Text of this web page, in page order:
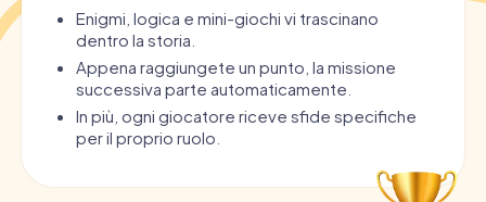
Enigmi, logica e mini-giochi vi trascinano
dentro la storia.
Appena raggiungete un punto, la missione
successiva parte automaticamente.
In più, ogni giocatore riceve sfide specifiche
per il proprio ruolo.